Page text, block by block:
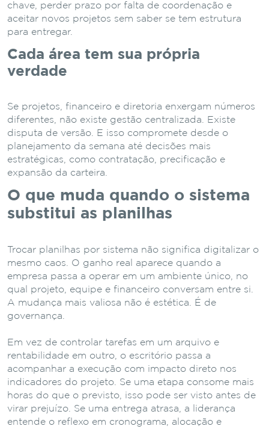
chave, perder prazo por falta de coordenação e
aceitar novos projetos sem saber se tem estrutura
para entregar.
Cada área tem sua própria
verdade
Se projetos, financeiro e diretoria enxergam números
diferentes, não existe gestão centralizada. Existe
disputa de versão. E isso compromete desde o
planejamento da semana até decisões mais
estratégicas, como contratação, precificação e
expansão da carteira.
O que muda quando o sistema
substitui as planilhas
Trocar planilhas por sistema não significa digitalizar o
mesmo caos. O ganho real aparece quando a
empresa passa a operar em um ambiente único, no
qual projeto, equipe e financeiro conversam entre si.
A mudança mais valiosa não é estética. É de
governança.
Em vez de controlar tarefas em um arquivo e
rentabilidade em outro, o escritório passa a
acompanhar a execução com impacto direto nos
indicadores do projeto. Se uma etapa consome mais
horas do que o previsto, isso pode ser visto antes de
virar prejuízo. Se uma entrega atrasa, a liderança
entende o reflexo em cronograma, alocação e